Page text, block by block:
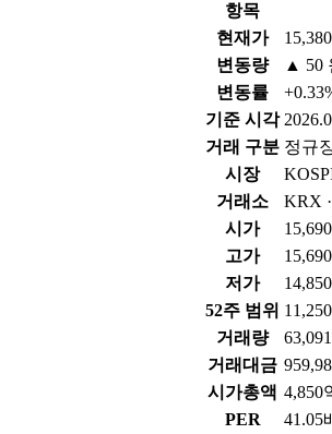
항목
현재가
변동량
▲ 50
변동률
기준 시각
거래 구분 정규
시장
거래소
KRX
시가
고가
저가
52주 범위
거래량
63,091
거래대금
시가총액 4,850
PER
41.05